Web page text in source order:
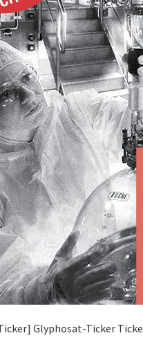
Glyphosat-Ticker